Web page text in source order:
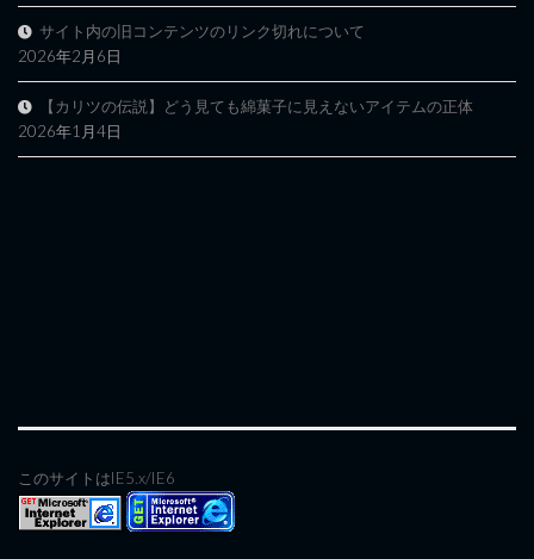
サイト内の旧コンテンツのリンク切れについて
2026年2月6日
【カリツの伝説】どう見ても綿菓子に見えないアイテムの正体
2026年1月4日
このサイトはIE5.x/IE6